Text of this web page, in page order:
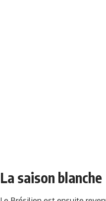
La saison blanche